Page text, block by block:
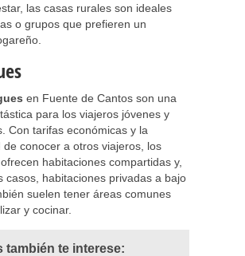
las casas rurales son ideales
o grupos que prefieren un
en Fuente de Cantos son una
para los viajeros jóvenes y
Con tarifas económicas y la
de conocer a otros viajeros, los
habitaciones compartidas y,
casos, habitaciones privadas a bajo
suelen tener áreas comunes
y cocinar.
también te interese: